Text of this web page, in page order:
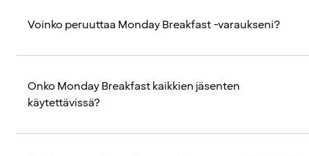
Voinko peruuttaa Monday Breakfast -varaukseni?
Onko Monday Breakfast kaikkien jäsenten
käytettävissä?